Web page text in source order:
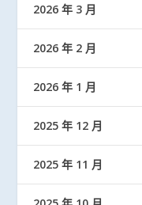
2026 年 3 月
2026 年 2 月
2026 年 1 月
2025 年 12 月
2025 年 11 月